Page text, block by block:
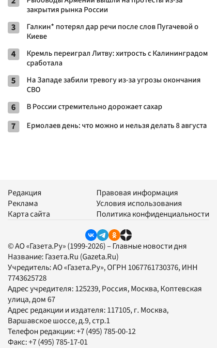
закрытия рынка России
3
Галкин* потерял дар речи после слов Пугачевой о
Киеве
4
Кремль переиграл Литву: хитрость с Калининградом
сработала
5
На Западе забили тревогу из-за угрозы окончания
СВО
6 В России стремительно дорожает сахар
7 Ермолаев день: что можно и нельзя делать 8 августа
Редакция
Реклама
Карта сайта
Правовая информация
Условия использования
Политика конфиденциальности
© АО «Газета.Ру» (1999-2026) – Главные новости дня
Название: Газета.Ru (Gazeta.Ru)
Учредитель:АО «Газета.Ру», ОГРН 1067761730376, ИНН
7743625728
Адрес учредителя: 125239, Россия, Москва, Коптевская
улица, дом 67
Адрес редакции и издателя: 117105, г. Москва,
Варшавское шоссе, д.9, стр.1
Телефон редакции:+7 (495) 785-00-12
Факс:+7 (495) 785-17-01